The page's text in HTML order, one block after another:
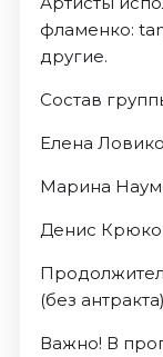
фламенко:
другие.
Состав
Елена
Марина
Денис
(без
Важно! В